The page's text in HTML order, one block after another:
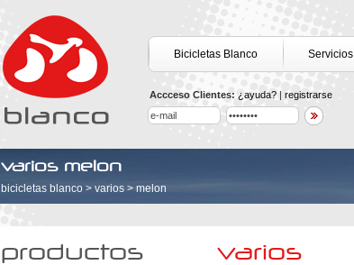
Bicicletas Blanco Servicios
Accceso Clientes: ¿ayuda? | registrarse
varios melon
bicicletas blanco > varios > melon
productos varios